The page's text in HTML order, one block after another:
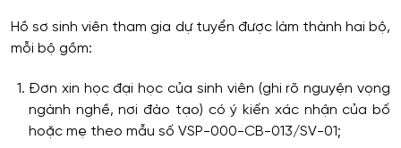
Hồ sơ sinh viên tham gia dự tuyển được làm thành hai bộ,
mỗi bộ gồm:
Đơn xin học đại học của sinh viên (ghi rõ nguyện vọng
ngành nghề, nơi đào tạo) có ý kiến xác nhận của bố
hoặc mẹ theo mẫu số VSP-000-CB-013/SV-01;